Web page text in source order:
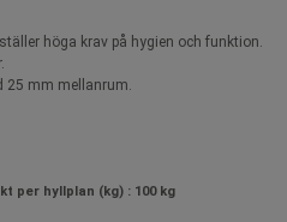
höga krav på hygien och funktion.
mm mellanrum.
per hyllplan (kg) : 100 kg